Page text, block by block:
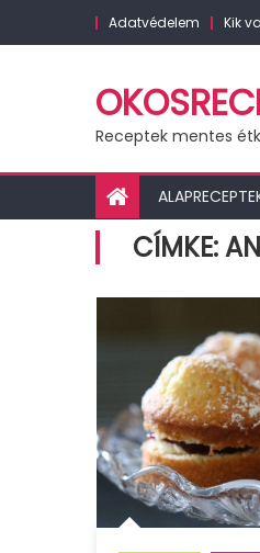
to
Adatvédelem Kik
Receptek mentes
CÍMKE: